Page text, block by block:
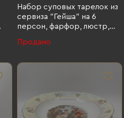
Набор суповых тарелок из
сервиза "Гейша" на 6
персон, фарфор, люстр,
Eisenberg Porzellan (SEP),
Eisenberg Porzellan (SEP),
фарфор, люстр, деколь,
Продано